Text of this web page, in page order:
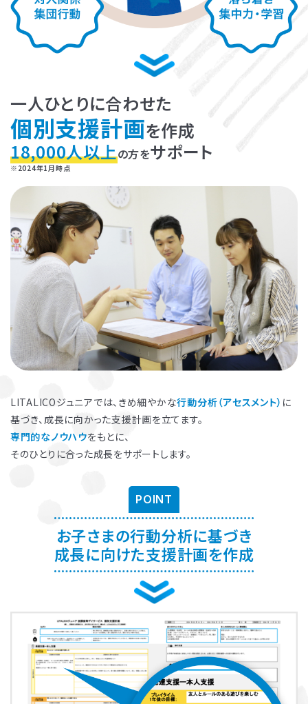
一人ひとりに合わせた
個別支援計画を作成
18,000人以上の方をサポート
※2024年1月時点
LITALICOジュニアでは、きめ細やかな行動分析（アセスメント） に
基づき、成長に向かった支援計画を立てます。
専門的なノウハウをもとに、
そのひとりに合った成長をサポートします。
POINT
お子さまの行動分析に基づき
成長に向けた支援計画を作成
お子さまのやる気を引き出し、
保護者さまのストレス軽減に役立つ
よくある質問
ペアレントトレーニングを受講するとどんな効果がありますか？
り、怒る回数が減る、ということが研究を通して実証されています。
た、これまで1500名以上の方が受講され、「毎日のようにあった癇癪
が減った」「今まで何回言ってもやってくれなかった宿題をやるように
なった」など、多くの方にご好評をいただいています。
プログラムを聞くだけですか？
プログラムは、講座を聞くだけでなく、テキストに書き込んでいただい
たり、保護者さまと講師とで対話したりしながら進めます。
受講時に学んだ内容を自宅に帰ってお子さまに実践していただき、そ
の結果を後日報告いただき振り返りしていきます。
お子さまにあった関わりを習慣的に実践していただけるように、座学
と実践の繰り返しで講師がサポートしていきます。